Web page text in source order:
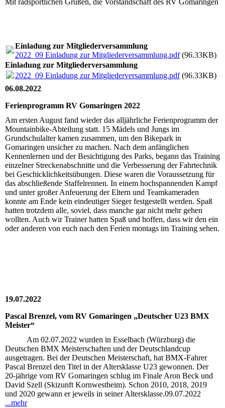
Einladung zur Mitgliederversammlung
2022_09 Einladung zur Mitgliederversammlung.pdf(96.33KB)
Einladung zur Mitgliederversammlung
2022_09 Einladung zur Mitgliederversammlung.pdf(96.33KB)
06.08.2022
Ferienprogramm RV Gomaringen 2022
Am ersten August fand wieder das alljährliche Ferienprogramm der
Mountainbike-Abteilung statt. 15 Mädels und Jungs im
Grundschulalter kamen zusammen, um den Bikepark in
Gomaringen unsicher zu machen. Nach dem anfänglichen
Kennenlernen und der Besichtigung des Parks, begann das Training
einzelner Streckenabschnitte und die Verbesserung der Fahrtechnik
bei Geschicklichkeitsübungen. Diese waren die Voraussetzung für
das abschließende Staffelrennen. In einem hochspannenden Kampf
und unter großer Anfeuerung der Eltern und Teamkameraden
konnte am Ende kein eindeutiger Sieger festgestellt werden. Spaß
hatten trotzdem alle, soviel, dass manche gar nicht mehr gehen
wollten. Auch wir Trainer hatten Spaß und hoffen, dass wir den ein
oder anderen von euch nach den Ferien montags im Training sehen.
19.07.2022
Pascal Brenzel, vom RV Gomaringen „Deutscher U23 BMX
Meister“
Am 02.07.2022 wurden in Esselbach (Würzburg) die
Deutschen BMX Meisterschaften und der Deutschlandcup
ausgetragen. Bei der Deutschen Meisterschaft, hat BMX-Fahrer
Pascal Brenzel den Titel in der Altersklasse U23 gewonnen. Der
20-jährige vom RV Gomaringen schlug im Finale Aron Beck und
David Szell (Skizunft Kornwestheim). Schon 2010, 2018, 2019
und 2020 gewann er jeweils in seiner Altersklasse.09.07.2022
...mehr